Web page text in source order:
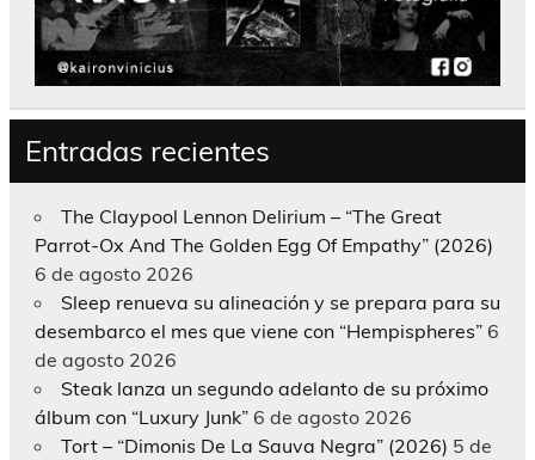
Entradas recientes
The Claypool Lennon Delirium – “The Great
Parrot-Ox And The Golden Egg Of Empathy” (2026)
6 de agosto 2026
Sleep renueva su alineación y se prepara para su
desembarco el mes que viene con “Hempispheres” 6
de agosto 2026
Steak lanza un segundo adelanto de su próximo
álbum con “Luxury Junk” 6 de agosto 2026
Tort – “Dimonis De La Sauva Negra” (2026) 5 de